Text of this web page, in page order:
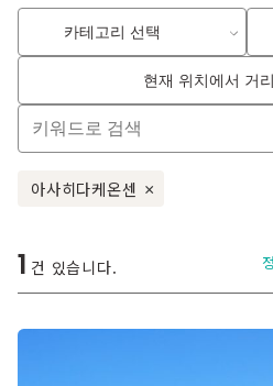
카테고리 선택
현재 위치에서 거
아사히다케온센 ×
1 건 있습니다.